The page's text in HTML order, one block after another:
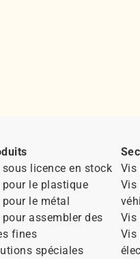
sous licence en stock
pour le plastique
pour le métal
pour assembler des
fines
spéciales
Vis
Vis
Vis
Vis